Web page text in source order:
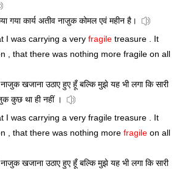
गया कार्य अतीव नाजु़क कोमल एवं महीन है।
I was carrying a very fragile treasure . It
, that there was nothing more fragile on all
खजाना उठाए हुए हूँ बल्कि मुझे यह भी लगा कि सारी
कुछ था ही नहीं ।
I was carrying a very fragile treasure . It
, that there was nothing more fragile on all
खजाना उठाए हुए हूँ बल्कि मुझे यह भी लगा कि सारी